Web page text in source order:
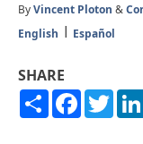
ByVincent Ploton &
English
Español
SHARE
Share